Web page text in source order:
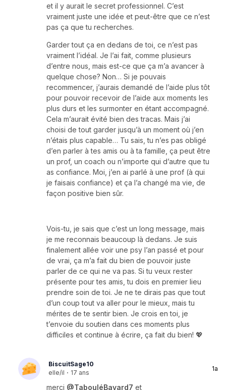
et il y aurait le secret professionnel. C’est
vraiment juste une idée et peut-être que ce n’est
pas ça que tu recherches.
Garder tout ça en dedans de toi, ce n’est pas
vraiment l’idéal. Je l’ai fait, comme plusieurs
d’entre nous, mais est-ce que ça m’a avancer à
quelque chose? Non… Si je pouvais
recommencer, j’aurais demandé de l’aide plus tôt
pour pouvoir recevoir de l’aide aux moments les
plus durs et les surmonter en étant accompagné.
Cela m’aurait évité bien des tracas. Mais j’ai
choisi de tout garder jusqu’à un moment où j’en
n’étais plus capable… Tu sais, tu n’es pas obligé
d’en parler à tes amis ou à ta famille, ça peut être
un prof, un coach ou n’importe qui d’autre que tu
as confiance. Moi, j’en ai parlé à une prof (à qui
je faisais confiance) et ça l’a changé ma vie, de
façon positive bien sûr.
Vois-tu, je sais que c’est un long message, mais
je me reconnais beaucoup là dedans. Je suis
finalement allée voir une psy l’an passé et pour
de vrai, ça m’a fait du bien de pouvoir juste
parler de ce qui ne va pas. Si tu veux rester
présente pour tes amis, tu dois en premier lieu
prendre soin de toi. Je ne te dirais pas que tout
d’un coup tout va aller pour le mieux, mais tu
mérites de te sentir bien. Je crois en toi, je
t’envoie du soutien dans ces moments plus
difficiles et continue à écrire, ça fait du bien! 💖
BiscuitSage10
elle/il · 17 ans
1a
merci @TabouléBavard7 et